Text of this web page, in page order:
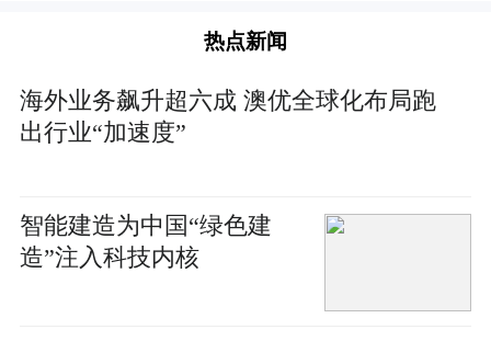
热点新闻
海外业务飙升超六成 澳优全球化布局跑
出行业“加速度”
智能建造为中国“绿色建
造”注入科技内核